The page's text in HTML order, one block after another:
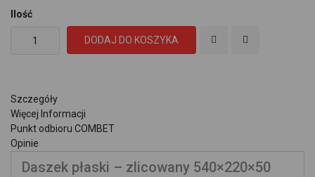
Ilość
DODAJ DO KOSZYKA
Szczegóły
Więcej Informacji
Punkt odbioru COMBET
Opinie
Daszek płaski – zlicowany 540×220×50